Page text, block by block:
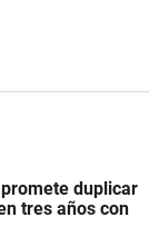
duplicar
tres años con